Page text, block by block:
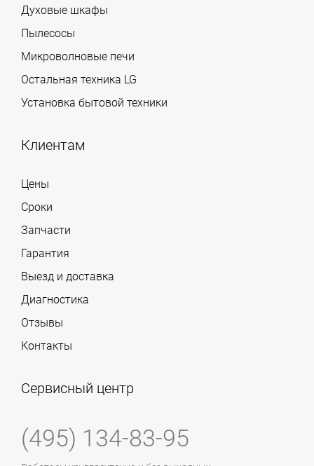
Духовые шкафы
Пылесосы
Микроволновые печи
Остальная техника LG
Установка бытовой техники
Клиентам
Цены
Сроки
Запчасти
Гарантия
Выезд и доставка
Диагностика
Отзывы
Контакты
Сервисный центр
(495) 134-83-95